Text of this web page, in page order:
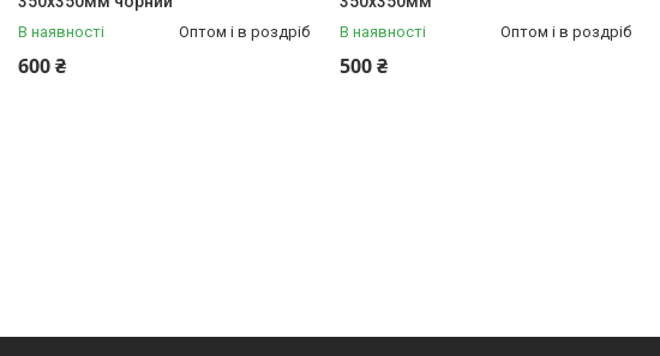
В наявності Оптом і в роздріб
600 ₴
В наявності Оптом і в роздріб
500 ₴